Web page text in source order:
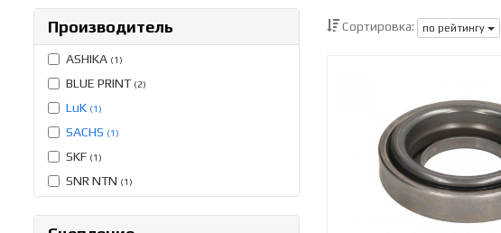
Производитель
ASHIKA (1)
BLUE PRINT (2)
LuK (1)
SACHS (1)
SKF (1)
SNR NTN (1)
Сортировка: по рейтингу